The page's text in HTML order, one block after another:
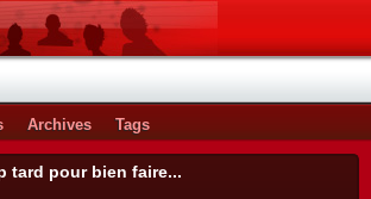
Archives Tags
tard pour bien faire...